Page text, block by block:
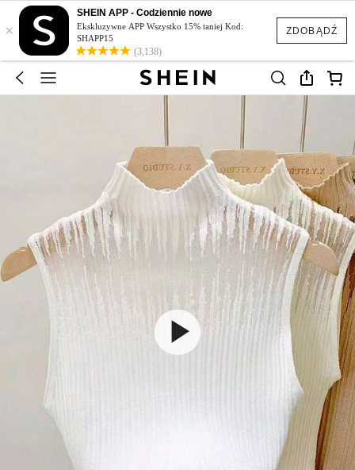
ZDOBĄDŹ
×
SHEIN APP - Codziennie nowe
Ekskluzywne APP Wszystko 15% taniej Kod:
SHAPP15
(3,138)